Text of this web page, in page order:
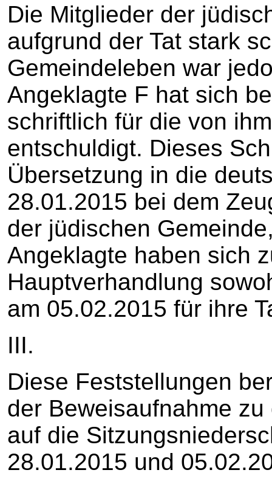
Die Mitglieder der
aufgrund der Tat stark
Gemeindeleben war
Angeklagte F hat sich
schriftlich für die von
entschuldigt. Dieses
Übersetzung in die
28.01.2015 bei dem
der jüdischen
Angeklagte haben sich
Hauptverhandlung
am 05.02.2015 für ihre
III.
Diese Feststellungen
der Beweisaufnahme
auf die
28.01.2015 und